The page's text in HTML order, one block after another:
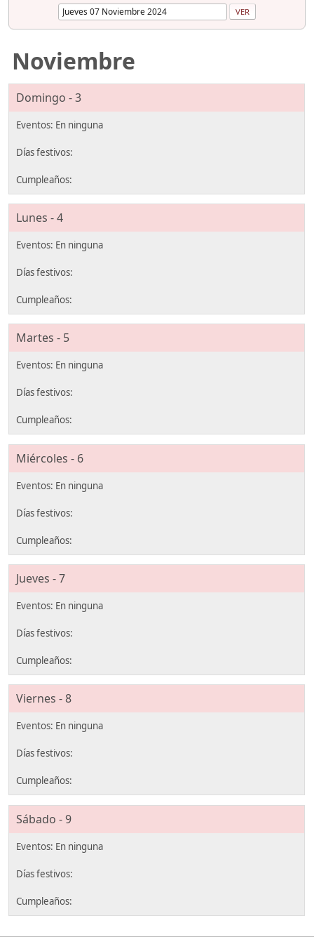
Noviembre
Domingo - 3
Lunes - 4
Martes - 5
Miércoles - 6
Jueves - 7
Viernes - 8
Sábado - 9